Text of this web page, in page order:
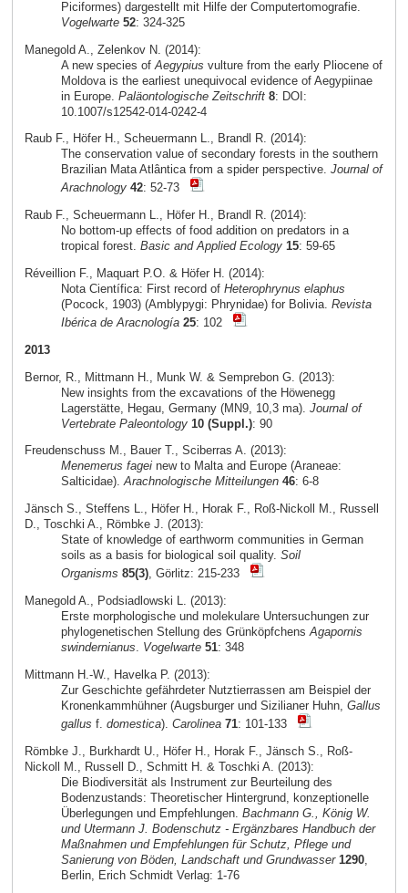
Piciformes) dargestellt mit Hilfe der Computertomografie.
Vogelwarte 52: 324-325
Manegold A., Zelenkov N. (2014):
A new species of Aegypius vulture from the early Pliocene of
Moldova is the earliest unequivocal evidence of Aegypiinae
in Europe. Paläontologische Zeitschrift 8: DOI:
10.1007/s12542-014-0242-4
Raub F., Höfer H., Scheuermann L., Brandl R. (2014):
The conservation value of secondary forests in the southern
Brazilian Mata Atlântica from a spider perspective. Journal of
Arachnology 42: 52-73
Raub F., Scheuermann L., Höfer H., Brandl R. (2014):
No bottom-up effects of food addition on predators in a
tropical forest. Basic and Applied Ecology 15: 59-65
Réveillion F., Maquart P.O. & Höfer H. (2014):
Nota Científica: First record of Heterophrynus elaphus
(Pocock, 1903) (Amblypygi: Phrynidae) for Bolivia. Revista
Ibérica de Aracnología 25: 102
2013
Bernor, R., Mittmann H., Munk W. & Semprebon G. (2013):
New insights from the excavations of the Höwenegg
Lagerstätte, Hegau, Germany (MN9, 10,3 ma). Journal of
Vertebrate Paleontology 10 (Suppl.): 90
Freudenschuss M., Bauer T., Sciberras A. (2013):
Menemerus fageinew to Malta and Europe (Araneae:
Salticidae).Arachnologische Mitteilungen 46: 6-8
Jänsch S., Steffens L., Höfer H., Horak F., Roß-Nickoll M., Russell
D., Toschki A., Römbke J. (2013):
State of knowledge of earthworm communities in German
soils as a basis for biological soil quality. Soil
Organisms 85(3), Görlitz: 215-233
Manegold A., Podsiadlowski L. (2013):
Erste morphologische und molekulare Untersuchungen zur
phylogenetischen Stellung des Grünköpfchens Agapornis
swindernianus
Vogelwarte 51: 348
Mittmann H.-W., Havelka P. (2013):
Zur Geschichte gefährdeter Nutztierrassen am Beispiel der
Kronenkammhühner (Augsburger und Sizilianer Huhn, Gallus
gallus f. domestica). Carolinea 71: 101-133
Römbke J., Burkhardt U., Höfer H., Horak F., Jänsch S., Roß-
Nickoll M., Russell D., Schmitt H. & Toschki A. (2013):
Die Biodiversität als Instrument zur Beurteilung des
Bodenzustands: Theoretischer Hintergrund, konzeptionelle
Überlegungen und Empfehlungen. Bachmann G., König W.
und Utermann J. Bodenschutz - Ergänzbares Handbuch der
Maßnahmen und Empfehlungen für Schutz, Pflege und
Sanierung von Böden, Landschaft und Grundwasser 1290,
Berlin, Erich Schmidt Verlag: 1-76